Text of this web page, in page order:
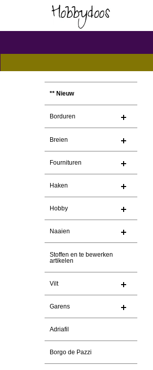
** Nieuw
Borduren
Breien
Fournituren
Haken
Hobby
Naaien
Stoffen en te bewerken
artikelen
Vilt
Garens
Adriafil
Borgo de Pazzi